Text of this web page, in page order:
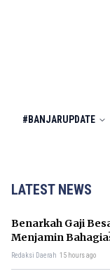
#BANJARUPDATE
LATEST NEWS
Benarkah Gaji
Menjamin
Penjelasan Ilmu
Redaksi Daerah 15 hours ago